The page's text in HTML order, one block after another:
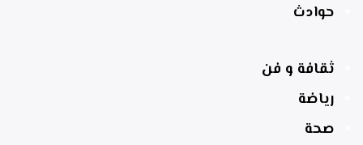
حوادث
ثقافة و فن
رياضة
صحة